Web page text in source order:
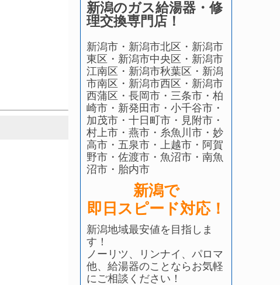
新潟のガス給湯器・修
理交換専門店！
新潟市・新潟市北区・新潟市
東区・新潟市中央区・新潟市
江南区・新潟市秋葉区・新潟
市南区・新潟市西区・新潟市
西蒲区・長岡市・三条市・柏
崎市・新発田市・小千谷市・
加茂市・十日町市・見附市・
村上市・燕市・糸魚川市・妙
高市・五泉市・上越市・阿賀
野市・佐渡市・魚沼市・南魚
沼市・胎内市
新潟で
即日スピード対応！
新潟地域最安値を目指しま
す！
ノーリツ、リンナイ、パロマ
他、給湯器のことならお気軽
にご相談ください！